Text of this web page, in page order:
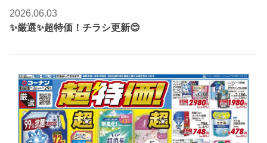
2026.06.03
✨厳選✨超特価！チラシ更新😊